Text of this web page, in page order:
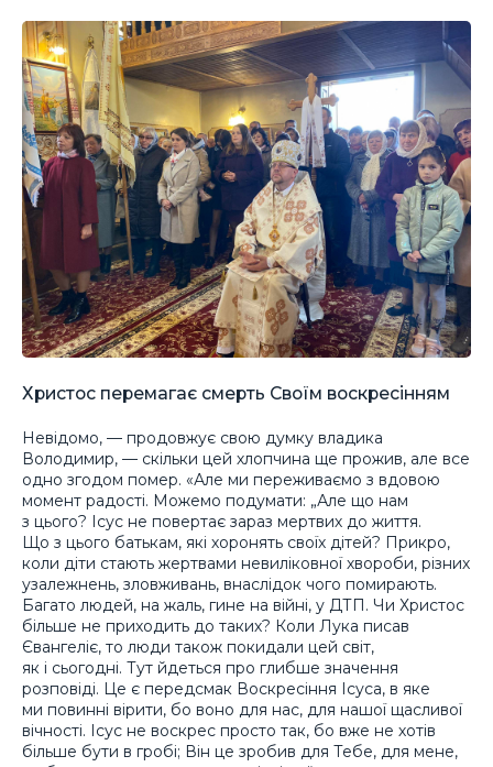
Христос перемагає смерть Своїм воскресінням
Невідомо, — продовжує свою думку владика
Володимир, — скільки цей хлопчина ще прожив, але все
одно згодом помер. «Але ми переживаємо з вдовою
момент радості. Можемо подумати: „Але що нам
з цього? Ісус не повертає зараз мертвих до життя.
Що з цього батькам, які хоронять своїх дітей? Прикро,
коли діти стають жертвами невиліковної хвороби, різних
узалежнень, зловживань, внаслідок чого помирають.
Багато людей, на жаль, гине на війні, у ДТП. Чи Христос
більше не приходить до таких? Коли Лука писав
Євангеліє, то люди також покидали цей світ,
як і сьогодні. Тут йдеться про глибше значення
розповіді. Це є передсмак Воскресіння Ісуса, в яке
ми повинні вірити, бо воно для нас, для нашої щасливої
вічності. Ісус не воскрес просто так, бо вже не хотів
більше бути в гробі; Він це зробив для Тебе, для мене,